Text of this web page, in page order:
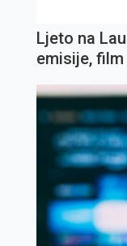
Ljeto na
emisije,